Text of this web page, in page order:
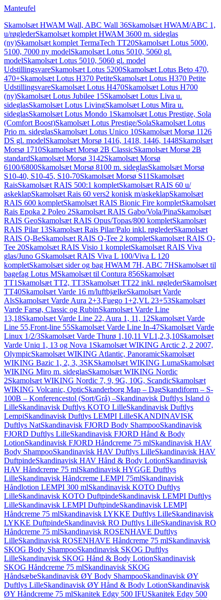
Manteufel
Skamolsæt HWAM Wall, ABC Wall 36Skamolsæt HWAM/ABC 1,
u/røglederSkamolsæt komplet HWAM 3600 m. sideglas
(ny)Skamolsæt komplet TermaTech TT20Skamolsæt Lotus 5000,
5100, 7000 ny modelSkamolsæt Lotus 5010, 5060 gl.
modelSkamolsæt Lotus 5010, 5060 gl. model
UdstillingsvareSkamolsæt Lotus 5200Skamolsæt Lotus Beto 470,
470+Skamolsæt Lotus H370 PetiteSkamolsæt Lotus H370 Petite
UdstillingsvareSkamolsæt Lotus H470Skamolsæt Lotus H700
(ny)Skamolsæt Lotus Jubilee 15Skamolsæt Lotus Liva u.
sideglasSkamolsæt Lotus LivingSkamolsæt Lotus Mira u.
sideglasSkamolsæt Lotus Mondo 1 Skamolsæt Lotus Prestige, Sola
(Comfort Boost)Skamolsæt Lotus Prestige/SolaSkamolsæt Lotus
Prio m. sideglasSkamolsæt Lotus Unico 10Skamolsæt Morsø 1126
DS gl. modelSkamolsæt Morsø 1416, 1418, 1446, 1448Skamolsæt
Morsø 1710Skamolsæt Morsø 2B ClassicSkamolsæt Morsø 2B
standardSkamolsæt Morsø 3142Skamolsæt Morsø
6100/6800Skamolsæt Morsø 8100 m. sideglasSkamolsæt Morsø
S10-40, S10-45, S10-70Skamolsæt Morsø S11 Skamolsæt
RaisSkamolsæt RAIS 500:1 kompletSkamolsæt RAIS 60 u/
askeklapSkamolsæt Rais 60 vers2 konisk m/askeklapSkamolsæt
RAIS 600 kompletSkamolsæt RAIS Bionic Fire kompletSkamolsæt
Rais Epoka 2 Poleo 2Skamolsæt RAIS Gabo/Vola/PinaSkamolsæt
RAIS GeoSkamolsæt RAIS Opus/Topas/800 kompletSkamolsæt
RAIS Pilar 13Skamolsæt Rais Pilar/Palo inkl. røglederSkamolsæt
RAIS Q-BeSkamolsæt RAIS Q-Tee 2 kompletSkamolsæt RAIS Q-
Tee 20Skamolsæt RAIS Visio 1 kompletSkamolsæt RAIS Viva
glas/Juno GSkamolsæt RAIS Viva L 100/Viva L 120
kompletSkamolsæt sider og bag HWAM 7H, ABC 7HSkamolsæt til
bagefag Lotus MSkamolsæt til Contura 856Skamolsæt
TT1 Skamolsæt TT2, TT3Skamolsæt TT22 inkl. røglederSkamolsæt
TT40Skamolsæt Varde 16 m/luftbjælkeSkamolsæt Varde
AlsSkamolsæt Varde Aura 2+3,Fuego 1+2,VL 23+53Skamolsæt
Varde Farsø, Classic og RubinSkamolsæt Varde Line
13,18Skamolsæt Varde Line 22, Aura 1, 11, 12Skamolsæt Varde
Line 55,Front-line 55Skamolsæt Varde Line In-47Skamolsæt Varde
Linux 1/2/3Skamolsæt Varde Thurø 1,10,11 VL1,2,3,10Skamolsæt
Varde Uniq 1, 13 og Nova 1 Skamolsæt WIKING Arctic 2, 2 2007,
OlympicSkamolsæt WIKING Atlantic, PanoramicSkamolsæt
WIKING Bazic 1, 2, 3, 3SKSkamolsæt WIKING LumaSkamolsæt
WIKING Miro m. sideglasSkamolsæt WIKING Nordic
2Skamolsæt WIKING Nordic 7, 9, 9G, 10G, ScandicSkamolsæt
WIKING Volcanic, OpticSkanderborg Map – DagSkandiform – S-
100B – Konferencestol (Sort/Grå) –Skandinavisk Duftlys Island ö
LilleSkandinavisk Duftlys KOTO LilleSkandinavisk Duftlys
LempiSkandinavisk Duftlys LEMPI LilleSKANDINAVISK
Duftlys NatSkandinavisk FJORD Body ShampooSkandinavisk
FJORD Duftlys LilleSkandinavisk FJORD Hånd & Body
LotionSkandinavisk FJORD Håndcreme 75 mlSkandinavisk HAV
Body ShampooSkandinavisk HAV Duftlys LilleSkandinavisk HAV
DuftpindeSkandinavisk HAV Hånd & Body LotionSkandinavisk
HAV Håndcreme 75 mlSkandinavisk HYGGE Duftlys
LilleSkandinavisk Håndcreme LEMPI 75mlSkandinavisk
Håndlotion LEMPI 300 mlSkandinavisk KOTO Duftlys
LilleSkandinavisk KOTO DuftpindeSkandinavisk LEMPI Duftlys
LilleSkandinavisk LEMPI DuftpindeSkandinavisk LEMPI
Håndcreme 75 mlSkandinavisk LYKKE Duftlys LilleSkandinavisk
LYKKE DuftpindeSkandinavisk RO Duftlys LilleSkandinavisk RO
Håndcreme 75 mlSkandinavisk ROSENHAVE Duftlys
LilleSkandinavisk ROSENHAVE Håndcreme 75 mlSkandinavisk
SKOG Body ShampooSkandinavisk SKOG Duftlys
LilleSkandinavisk SKOG Hånd & Body LotionSkandinavisk
SKOG Håndcreme 75 mlSkandinavisk SKOG
HåndsæbeSkandinavisk ØY Body ShampooSkandinavisk ØY
Duftlys LilleSkandinavisk ØY Hånd & Body LotionSkandinavisk
ØY Håndcreme 75 mlSkanitek Edgy 500 IFUSkanitek Edgy 500